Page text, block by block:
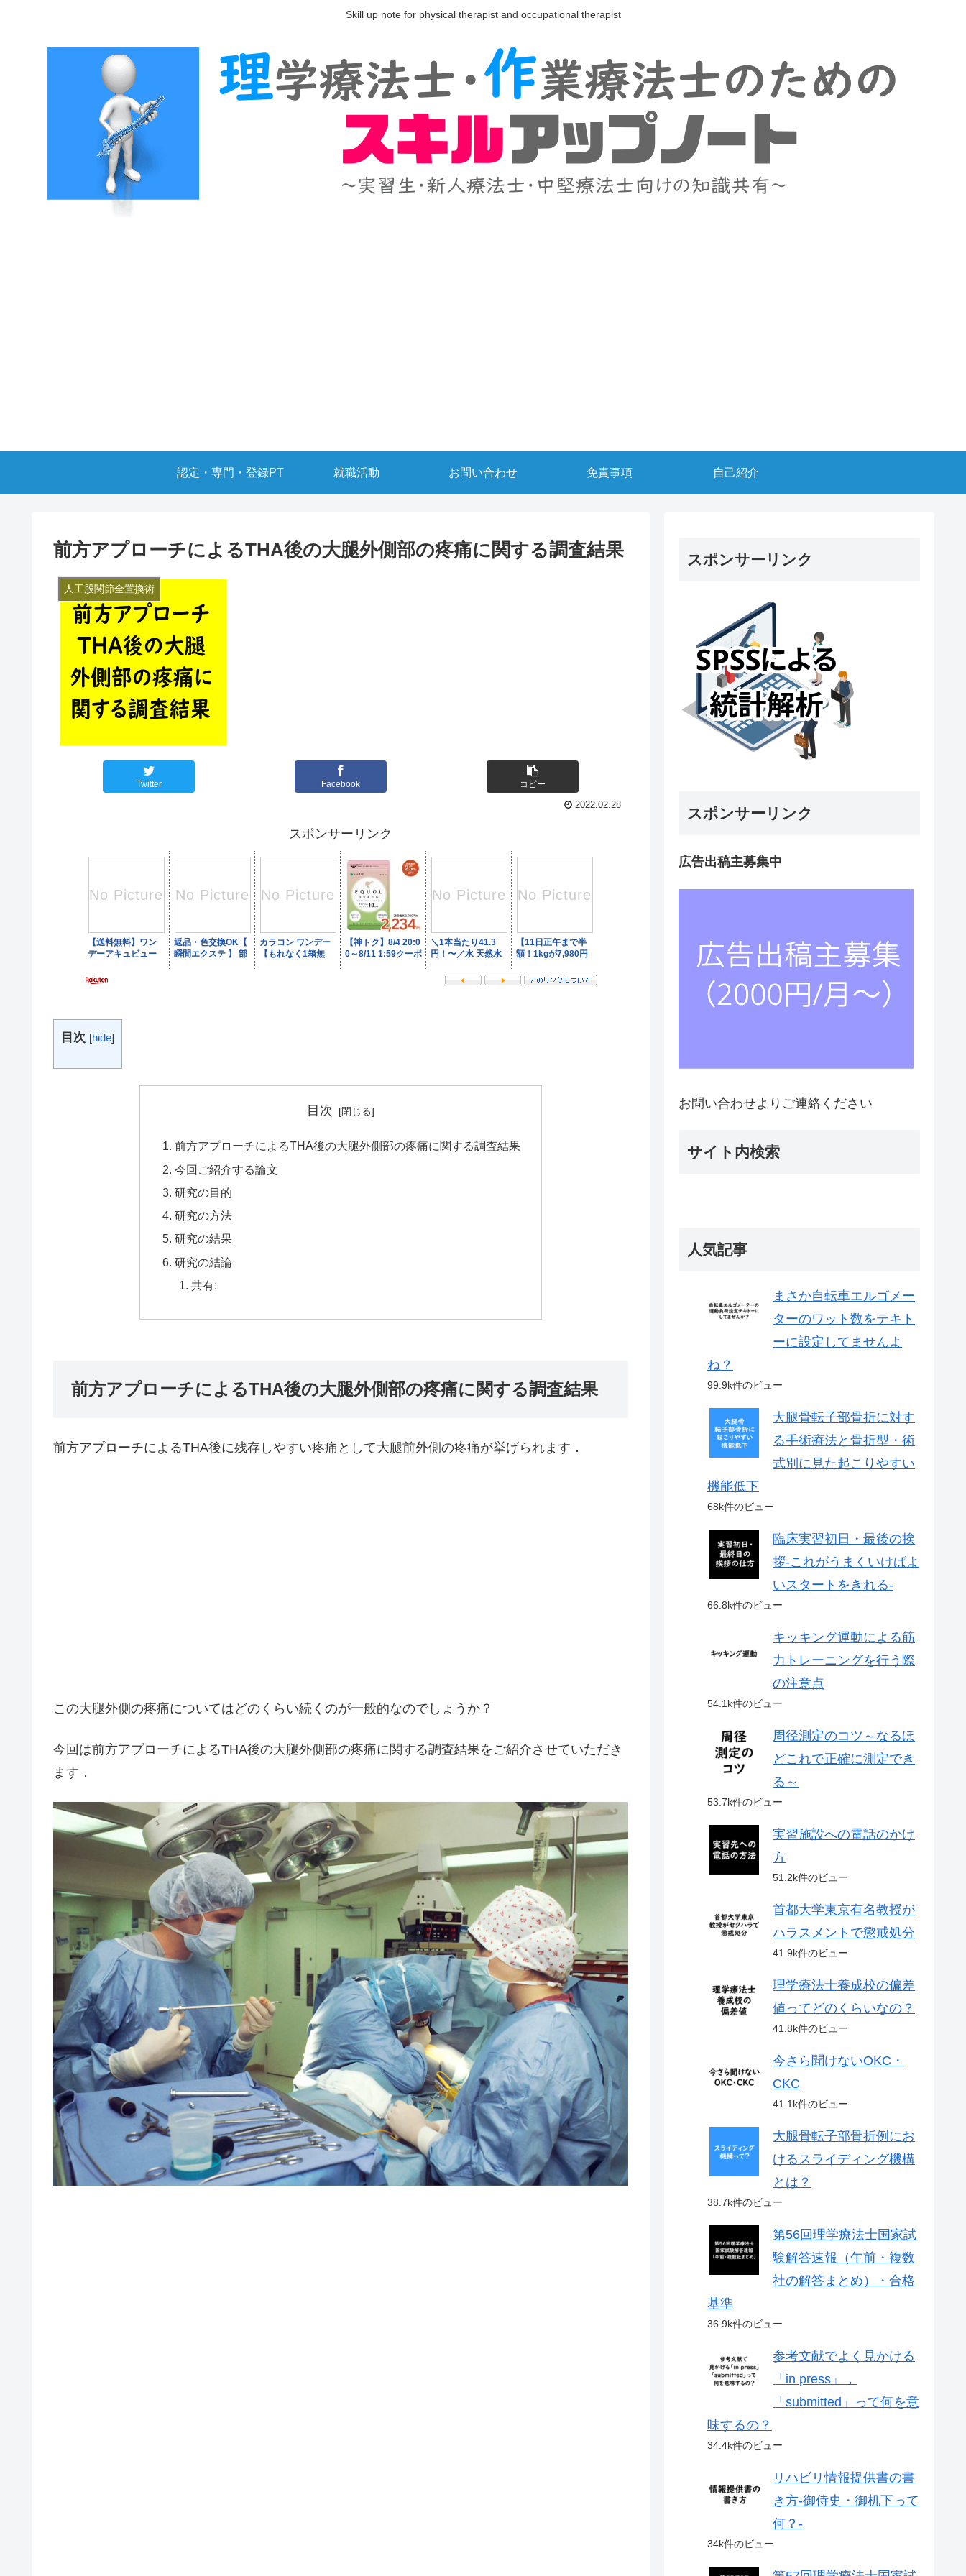
Skill up note for physical therapist and occupational therapist
認定・専門・登録PT 就職活動 お問い合わせ 免責事項 自己紹介
前方アプローチによるTHA後の大腿外側部の疼痛に関する調査結果
人工股関節全置換術
Twitter Facebook コピー
2022.02.28
スポンサーリンク
目次 [hide]
目次
前方アプローチによるTHA後の大腿外側部の疼痛に関する調査結果
今回ご紹介する論文
研究の目的
研究の方法
研究の結果
研究の結論
共有:
前方アプローチによるTHA後の大腿外側部の疼痛に関する調査結果
前方アプローチによるTHA後に残存しやすい疼痛として大腿前外側の疼痛が挙げられます．
この大腿外側の疼痛についてはどのくらい続くのが一般的なのでしょうか？
今回は前方アプローチによるTHA後の大腿外側部の疼痛に関する調査結果をご紹介させていただき
ます．
スポンサーリンク
スポンサーリンク
広告出稿主募集中
お問い合わせよりご連絡ください
サイト内検索
人気記事
まさか自転車エルゴメー
ターのワット数をテキト
ーに設定してませんよ
ね？
99.9k件のビュー
大腿骨転子部骨折に対す
る手術療法と骨折型・術
式別に見た起こりやすい
機能低下
68k件のビュー
臨床実習初日・最後の挨
拶-これがうまくいけばよ
いスタートをきれる-
66.8k件のビュー
キッキング運動による筋
力トレーニングを行う際
の注意点
54.1k件のビュー
周径測定のコツ～なるほ
どこれで正確に測定でき
る～
53.7k件のビュー
実習施設への電話のかけ
方
51.2k件のビュー
首都大学東京有名教授が
ハラスメントで懲戒処分
41.9k件のビュー
理学療法士養成校の偏差
値ってどのくらいなの？
41.8k件のビュー
今さら聞けないOKC・
CKC
41.1k件のビュー
大腿骨転子部骨折例にお
けるスライディング機構
とは？
38.7k件のビュー
第56回理学療法士国家試
験解答速報（午前・複数
社の解答まとめ）・合格
基準
36.9k件のビュー
参考文献でよく見かける
「in press」，
「submitted」って何を意
味するの？
34.4k件のビュー
リハビリ情報提供書の書
き方-御侍史・御机下って
何？-
34k件のビュー